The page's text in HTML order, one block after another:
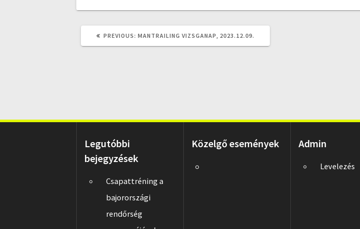
PREVIOUS: PREVIOUS
MANTRAILING VIZSGANAP, 2023.12.09.
Legutóbbi
bejegyzések
Csapattréning a
bajorországi
rendőrség
Közelgő események Admin
Levelezés